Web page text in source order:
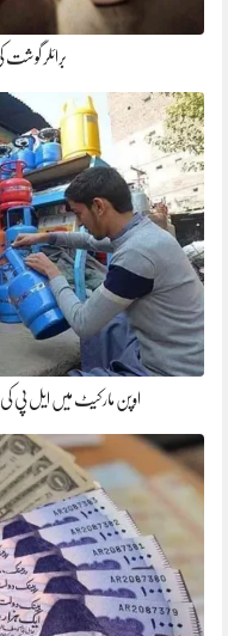
برائلر گوشت کی
اوپن مارکیٹ میں ایل پی